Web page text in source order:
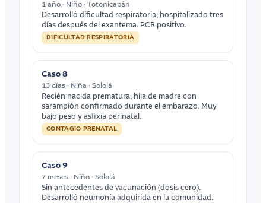
1 año · Niño · Totonicapán
Desarrolló dificultad respiratoria; hospitalizado tres
días después del exantema. PCR positivo.
DIFICULTAD RESPIRATORIA
Caso 8
13 días · Niña · Sololá
Recién nacida prematura, hija de madre con
sarampión confirmado durante el embarazo. Muy
bajo peso y asfixia perinatal.
CONTAGIO PRENATAL
Caso 9
7 meses · Niño · Sololá
Sin antecedentes de vacunación (dosis cero).
Desarrolló neumonía adquirida en la comunidad.